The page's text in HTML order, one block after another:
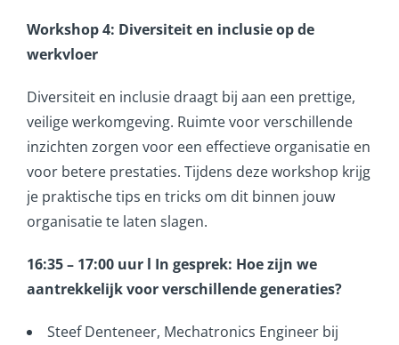
Workshop 4: Diversiteit en inclusie op de
werkvloer
Diversiteit en inclusie draagt bij aan een prettige,
veilige werkomgeving. Ruimte voor verschillende
inzichten zorgen voor een effectieve organisatie en
voor betere prestaties. Tijdens deze workshop krijg
je praktische tips en tricks om dit binnen jouw
organisatie te laten slagen.
16:35 – 17:00 uur l In gesprek: Hoe zijn we
aantrekkelijk voor verschillende generaties?
Steef Denteneer, Mechatronics Engineer bij